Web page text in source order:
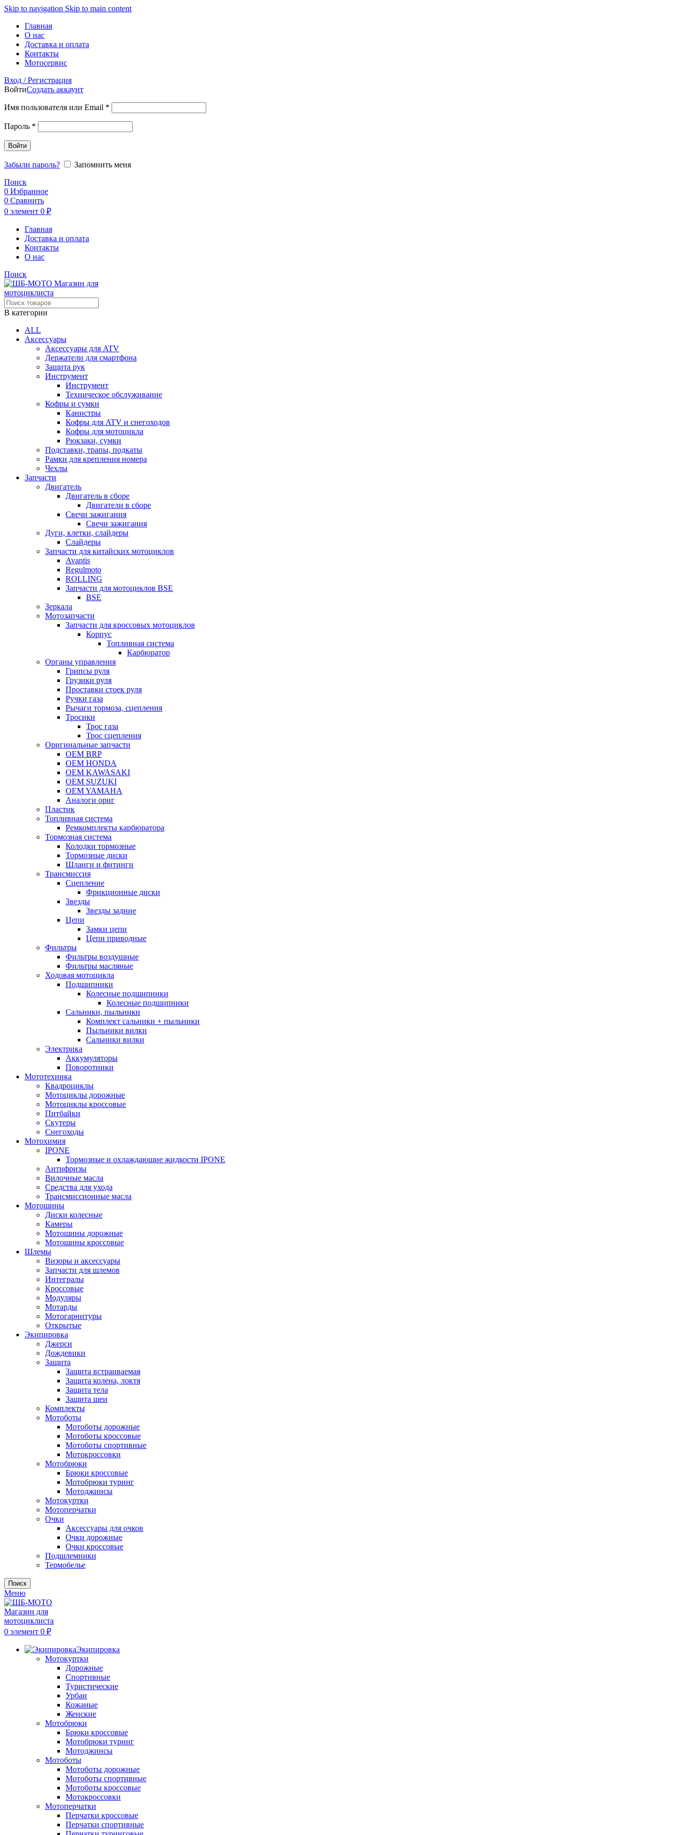
Skip to navigation Skip to main content
Главная
О нас
Доставка и оплата
Контакты
Мотосервис
Вход / Регистрация
ВойтиСоздать аккаунт
Имя пользователя или Email *
Пароль *
Войти
Забыли пароль?
Запомнить меня
Поиск
0 Избранное
0 Сравнить
0 элемент 0 ₽
Главная
Доставка и оплата
Контакты
О нас
Поиск
В категории
ALL
Аксессуары
Аксессуары для ATV
Держатели для смартфона
Защита рук
Инструмент
Инструмент
Техническое обслуживание
Кофры и сумки
Канистры
Кофры для ATV и снегоходов
Кофры для мотоцикла
Рюкзаки, сумки
Подставки, трапы, подкаты
Рамки для крепления номера
Чехлы
Запчасти
Двигатель
Двигатель в сборе
Двигатели в сборе
Свечи зажигания
Свечи зажигания
Дуги, клетки, слайдеры
Слайдеры
Запчасти для китайских мотоциклов
Avantis
Regulmoto
ROLLING
Запчасти для мотоциклов BSE
BSE
Зеркала
Мотозапчасти
Запчасти для кроссовых мотоциклов
Корпус
Топливная система
Карбюратор
Органы управления
Грипсы руля
Грузики руля
Проставки стоек руля
Ручки газа
Рычаги тормоза, сцепления
Тросики
Трос газа
Трос сцепления
Оригинальные запчасти
OEM BRP
OEM HONDA
OEM KAWASAKI
OEM SUZUKI
OEM YAMAHA
Аналоги ориг
Пластик
Топливная система
Ремкомплекты карбюратора
Тормозная система
Колодки тормозные
Тормозные диски
Шланги и фитинги
Трансмиссия
Cцепление
Фрикционные диски
Звезды
Звезды задние
Цепи
Замки цепи
Цепи приводные
Фильтры
Фильтры воздушные
Фильтры масляные
Ходовая мотоцикла
Подшипники
Колесные подшипники
Колесные подшипники
Сальники, пыльники
Комплект сальники + пыльники
Пыльники вилки
Сальники вилки
Электрика
Аккумуляторы
Поворотники
Мототехника
Квадроциклы
Мотоциклы дорожные
Мотоциклы кроссовые
Питбайки
Скутеры
Снегоходы
Мотохимия
IPONE
Тормозные и охлаждающие жидкости IPONE
Антифризы
Вилочные масла
Средства для ухода
Трансмиссионные масла
Мотошины
Диски колесные
Камеры
Мотошины дорожные
Мотошины кроссовые
Шлемы
Визоры и аксессуары
Запчасти для шлемов
Интегралы
Кроссовые
Модуляры
Мотарды
Мотогарнитуры
Открытые
Экипировка
Джерси
Дождевики
Защита
Защита встраиваемая
Защита колена, локтя
Защита тела
Защита шеи
Комплекты
Мотоботы
Мотоботы дорожные
Мотоботы кроссовые
Мотоботы спортивные
Мотокроссовки
Мотобрюки
Брюки кроссовые
Мотобрюки туринг
Мотоджинсы
Мотокуртки
Мотоперчатки
Очки
Аксессуары для очков
Очки дорожные
Очки кроссовые
Подшлемники
Термобелье
Поиск
Меню
0 элемент 0 ₽
Экипировка
Мотокуртки
Дорожные
Спортивные
Туристические
Урбан
Кожаные
Женские
Мотобрюки
Брюки кроссовые
Мотобрюки туринг
Мотоджинсы
Мотоботы
Мотоботы дорожные
Мотоботы спортивные
Мотоботы кроссовые
Мотокроссовки
Мотоперчатки
Перчатки кроссовые
Перчатки спортивные